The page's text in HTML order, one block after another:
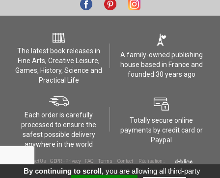
The latest book releases in
Fine Arts, Creative Leisure,
Games, History, Science and
Practical Life
A family-owned publishing
house based in France and
founded 30 years ago
Each order is carefully
processed to ensure the
safest possible delivery
anywhere in the world
Totally secure online
payments by credit card or
Paypal
Contact Us GDPR - Privacy FAQ Terms Contact Réalisation :
By continuing to scroll, you are allowing all third-party